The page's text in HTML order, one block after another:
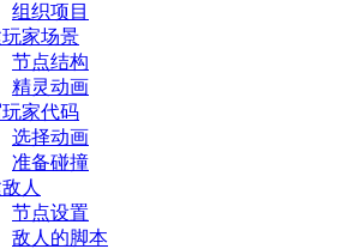
组织项目
家场景
节点结构
精灵动画
家代码
选择动画
准备碰撞
人
节点设置
敌人的脚本